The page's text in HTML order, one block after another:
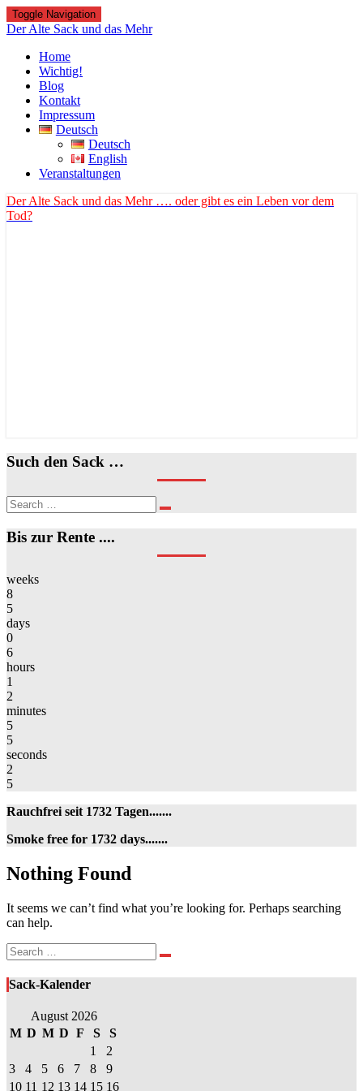
Toggle Navigation
Der Alte Sack und das Mehr
Home
Wichtig!
Blog
Kontakt
Impressum
Deutsch
Deutsch
English
Veranstaltungen
Der Alte Sack und das Mehr …. oder gibt es ein Leben vor dem
Tod?
Such den Sack …
Search
for:
Search
Bis zur Rente ....
weeks
8
5
days
0
6
hours
1
2
minutes
5
5
seconds
2
5
Rauchfrei seit 1732 Tagen.......
Smoke free for 1732 days.......
Nothing
Found
Nothing Found
It seems we can’t find what you’re looking for. Perhaps searching
can help.
Search
for:
Search
Sack-Kalender
August 2026
M D M D F S
S
1
2
3
4 5 6 7 8
9
10 11 12 13 14 15 16